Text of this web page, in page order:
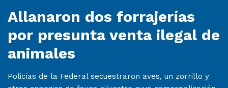
Allanaron dos forrajerías
por presunta venta ilegal de
animales
Policías de la Federal secuestraron aves, un zorrillo y